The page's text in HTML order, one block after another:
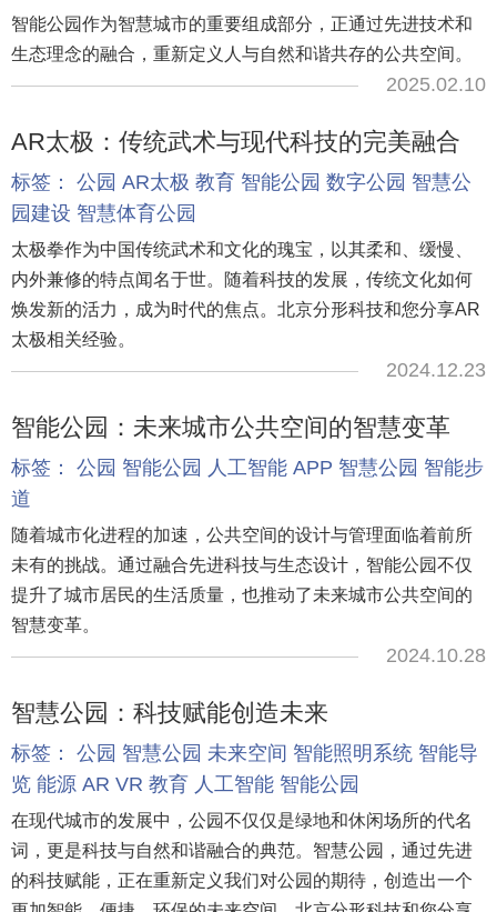
智能公园作为智慧城市的重要组成部分，正通过先进技术和
生态理念的融合，重新定义人与自然和谐共存的公共空间。
2025.02.10
AR太极：传统武术与现代科技的完美融合
标签： 公园 AR太极 教育 智能公园 数字公园 智慧公
园建设 智慧体育公园
太极拳作为中国传统武术和文化的瑰宝，以其柔和、缓慢、
内外兼修的特点闻名于世。随着科技的发展，传统文化如何
焕发新的活力，成为时代的焦点。北京分形科技和您分享AR
太极相关经验。
2024.12.23
智能公园：未来城市公共空间的智慧变革
标签： 公园 智能公园 人工智能 APP 智慧公园 智能步
道
随着城市化进程的加速，公共空间的设计与管理面临着前所
未有的挑战。通过融合先进科技与生态设计，智能公园不仅
提升了城市居民的生活质量，也推动了未来城市公共空间的
智慧变革。
2024.10.28
智慧公园：科技赋能创造未来
标签： 公园 智慧公园 未来空间 智能照明系统 智能导
览 能源 AR VR 教育 人工智能 智能公园
在现代城市的发展中，公园不仅仅是绿地和休闲场所的代名
词，更是科技与自然和谐融合的典范。智慧公园，通过先进
的科技赋能，正在重新定义我们对公园的期待，创造出一个